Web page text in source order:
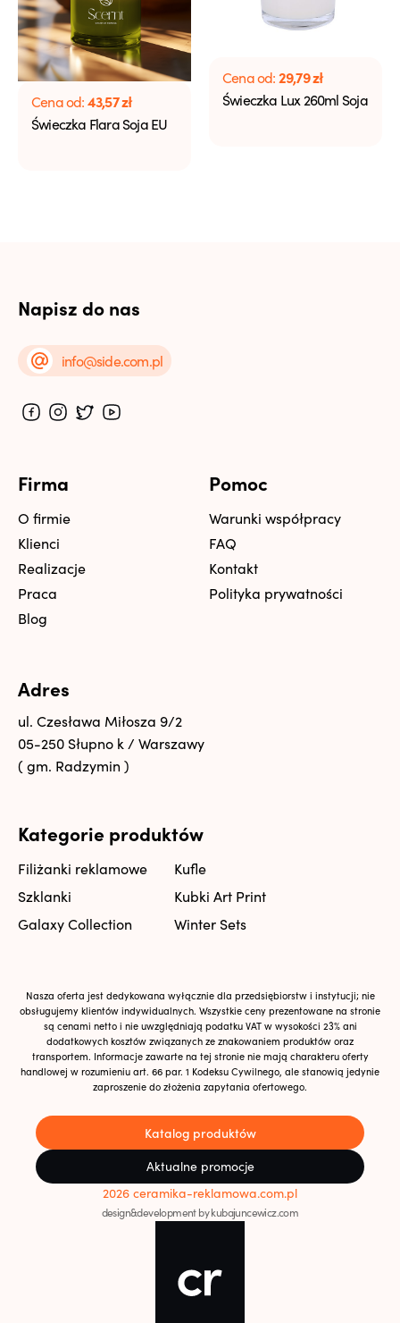
Cena od:43,57zł
Świeczka Flara Soja EU
Cena od:29,79zł
Świeczka Lux 260ml Soja
Napisz do nas
info@side.com.pl
Adres
ul. Czesława Miłosza 9/2
05-250 Słupno k / Warszawy
( gm. Radzymin )
Kategorie produktów
Filiżanki reklamowe
Kufle
Szklanki
Kubki Art Print
Galaxy Collection
Winter Sets
Firma
O firmie
Klienci
Realizacje
Praca
Blog
Pomoc
Warunki współpracy
FAQ
Kontakt
Polityka prywatności
Nasza oferta jest dedykowana wyłącznie dla przedsiębiorstw i instytucji; nie
obsługujemy klientów indywidualnych. Wszystkie ceny prezentowane na stronie
są cenami netto i nie uwzględniają podatku VAT w wysokości 23% ani
dodatkowych kosztów związanych ze znakowaniem produktów oraz
transportem. Informacje zawarte na tej stronie nie mają charakteru oferty
handlowej w rozumieniu art. 66 par. 1 Kodeksu Cywilnego, ale stanowią jedynie
zaproszenie do złożenia zapytania ofertowego.
Katalog produktów
Aktualne promocje
2026 ceramika-reklamowa.com.pl
design&development by kubajuncewicz.com